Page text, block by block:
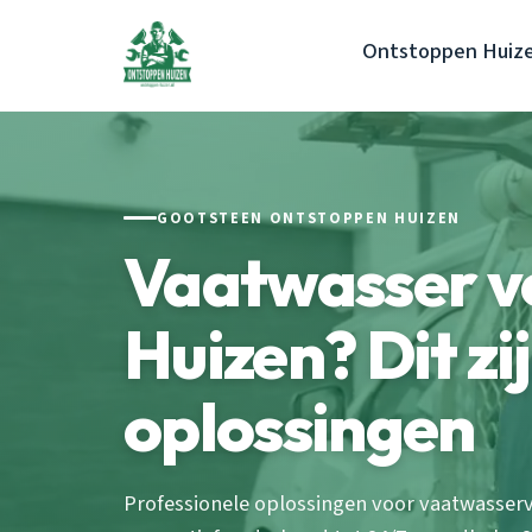
Ontstoppen
GOOTSTEEN ONTSTOPPEN HUIZEN
Vaatwasser
Huizen? Dit
oplossingen
Professionele oplossingen voor